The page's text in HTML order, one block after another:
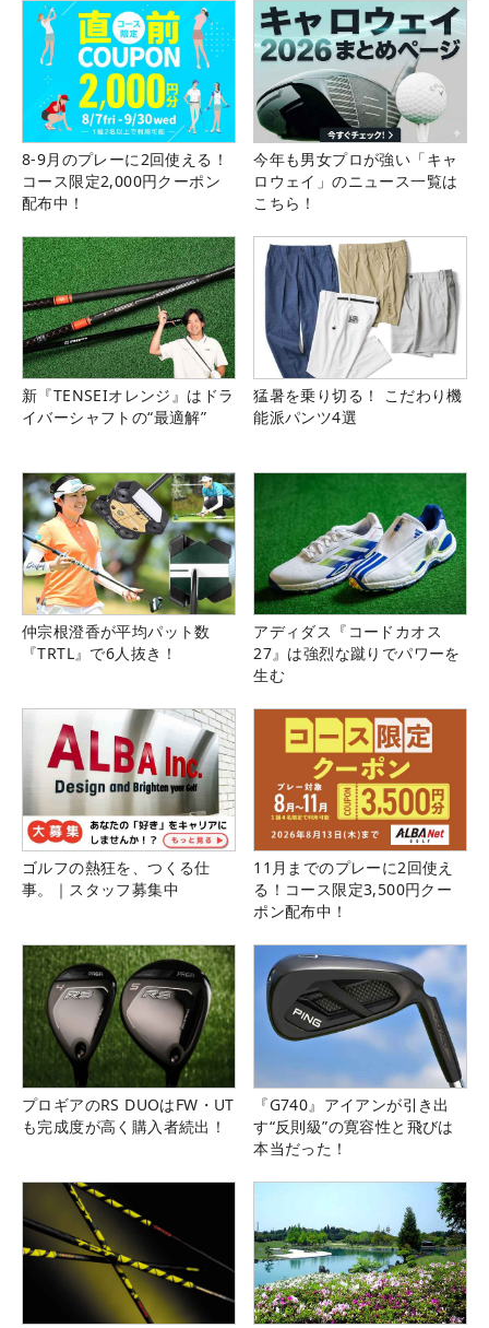
8-9月のプレーに2回使える！
コース限定2,000円クーポン
配布中！
今年も男女プロが強い「キャ
ロウェイ」のニュース一覧は
こちら！
新『TENSEIオレンジ』はドラ
イバーシャフトの“最適解”
猛暑を乗り切る！ こだわり機
能派パンツ4選
仲宗根澄香が平均パット数
『TRTL』で6人抜き！
アディダス『コードカオス
27』は強烈な蹴りでパワーを
生む
ゴルフの熱狂を、つくる仕
事。｜スタッフ募集中
11月までのプレーに2回使え
る！コース限定3,500円クー
ポン配布中！
プロギアのRS DUOはFW・UT
も完成度が高く購入者続出！
『G740』アイアンが引き出
す“反則級”の寛容性と飛びは
本当だった！